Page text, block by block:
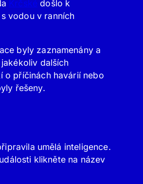
Krčské došlo k
vodou v ranních
byly zaznamenány a
dalších
o příčinách havárií nebo
řešeny.
umělá inteligence.
klikněte na název